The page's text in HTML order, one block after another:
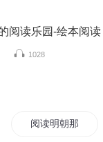
阅读乐园-绘本阅读
1028
统 阅读明朝那些事儿